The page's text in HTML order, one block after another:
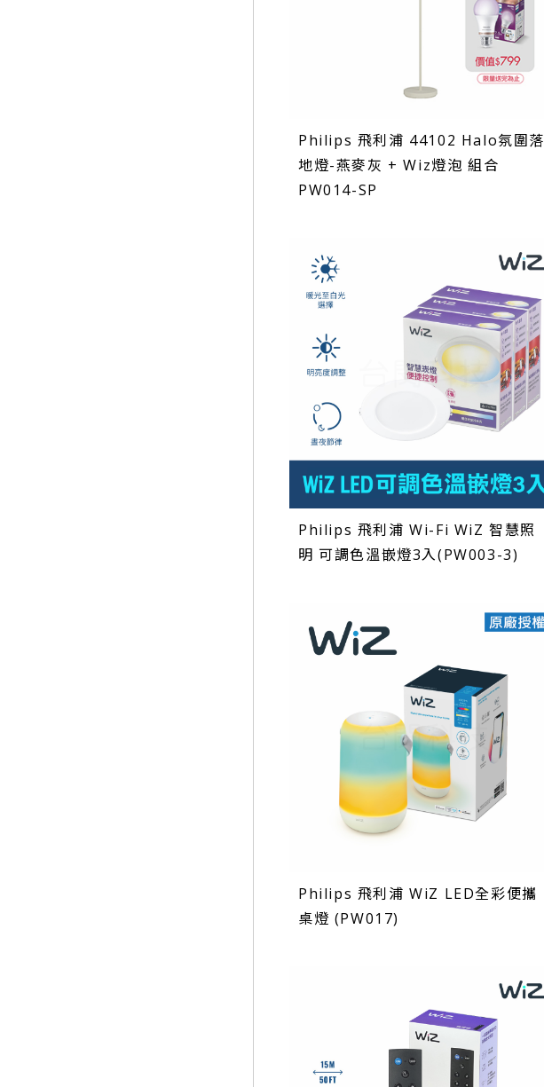
Philips 飛利浦 44102 Halo氛圍落
地燈-燕麥灰 + Wiz燈泡 組合
PW014-SP
Philips 飛利浦 Wi-Fi WiZ 智慧照
明 可調色溫嵌燈3入(PW003-3)
Philips 飛利浦 WiZ LED全彩便攜
桌燈 (PW017)